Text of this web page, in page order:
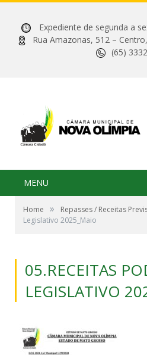
Expediente de segunda a
Rua Amazonas, 512 –
(65)
MENU
Home » Repasses / Receitas
Legislativo 2025_Maio
05.RECEITAS
LEGISLATIVO